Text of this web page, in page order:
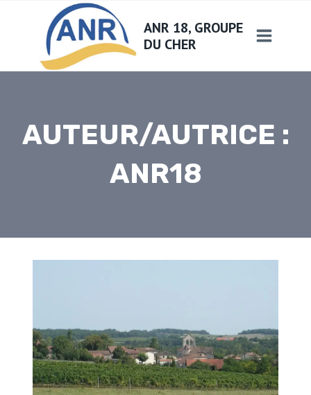
ANR 18, GROUPE
DU CHER
AUTEUR/AUTRICE :
ANR18